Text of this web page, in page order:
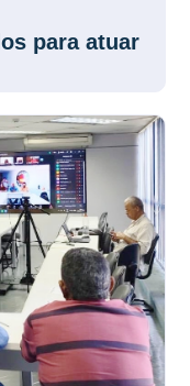
para atuar